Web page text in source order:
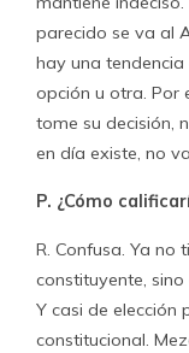
parecido se va al
hay una
opción u otra. Por
tome su decisión,
en día existe, no
P. ¿Cómo
R. Confusa. Ya no
constituyente,
Y casi de elección
constitucional.